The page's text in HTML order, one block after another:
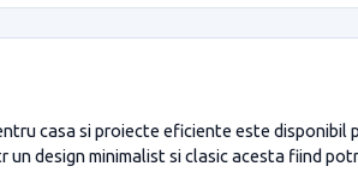
casa si proiecte eficiente este
design minimalist si clasic acesta fiind